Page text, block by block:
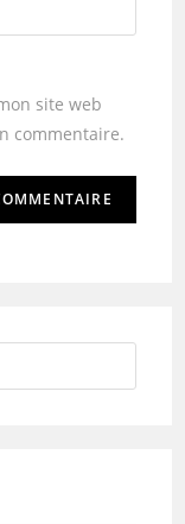
site web
commentaire.